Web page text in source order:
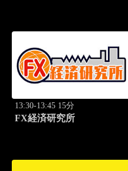
13:30-13:45 15分
FX経済研究所